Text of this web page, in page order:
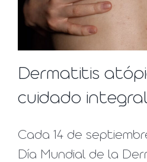
Dermatitis
cuidado
Cada 14 de
Día Mundial de la